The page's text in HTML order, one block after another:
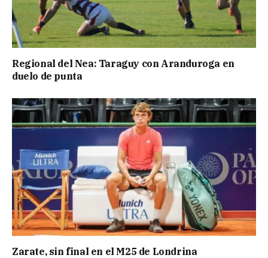
Regional del Nea: Taraguy con Aranduroga en
duelo de punta
Zarate, sin final en el M25 de Londrina